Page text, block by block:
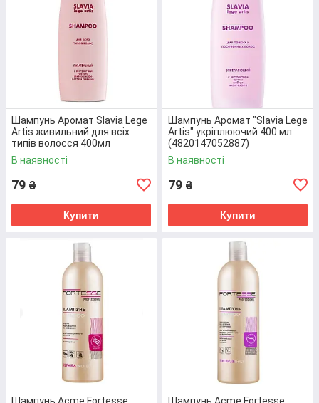
Шампунь фарбуючий для волосся
Men's Master коричневий саше 10
мл х 25 шт (3800010528351)
Застосовуючи даний засіб Ви зможете миттєво
позбутися сивини, додасте зачісці яскравого
блиску. Крім косметичного, ви ще й отримаєте
лікувальний ефект, завдяки конопляній олії, що
входить до його складу.
Перейти до товару
Шампунь Аромат Slavia Lege
Artis живильний для всіх
типів волосся 400мл
(4820147052856)
В наявності
79 ₴
Купити
Шампунь Аромат "Slavia Lege
Artis" укріплюючий 400 мл
(4820147052887)
В наявності
79 ₴
Купити